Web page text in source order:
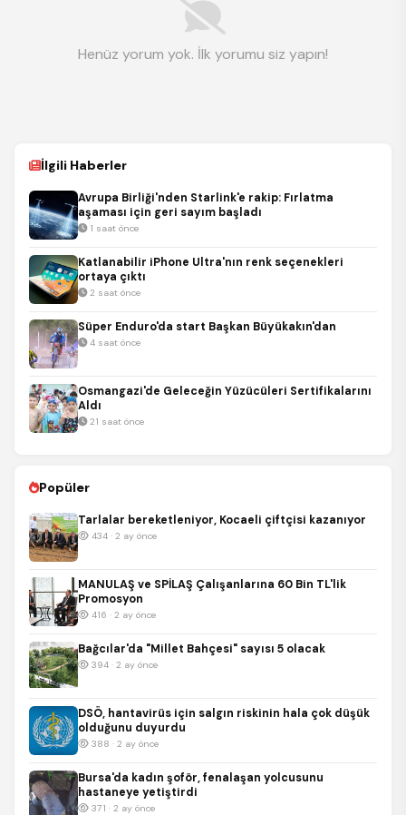
Henüz yorum yok. İlk yorumu siz yapın!
İlgili Haberler
Avrupa Birliği'nden Starlink'e rakip: Fırlatma
aşaması için geri sayım başladı
1 saat önce
Katlanabilir iPhone Ultra'nın renk seçenekleri
ortaya çıktı
2 saat önce
Süper Enduro'da start Başkan Büyükakın'dan
4 saat önce
Osmangazi'de Geleceğin Yüzücüleri Sertifikalarını
Aldı
21 saat önce
Popüler
Tarlalar bereketleniyor, Kocaeli çiftçisi kazanıyor
434 · 2 ay önce
MANULAŞ ve SPİLAŞ Çalışanlarına 60 Bin TL'lik
Promosyon
416 · 2 ay önce
Bağcılar'da "Millet Bahçesi" sayısı 5 olacak
394 · 2 ay önce
DSÖ, hantavirüs için salgın riskinin hala çok düşük
olduğunu duyurdu
388 · 2 ay önce
Bursa'da kadın şoför, fenalaşan yolcusunu
hastaneye yetiştirdi
371 · 2 ay önce